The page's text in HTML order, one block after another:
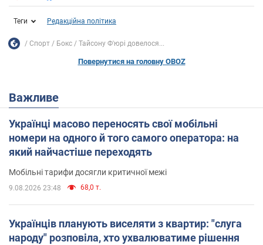
Теги Редакційна політика
Спорт Бокс Тайсону Ф'юрі довелося...
Повернутися на головну OBOZ
Важливе
Українці масово переносять свої мобільні
номери на одного й того самого оператора: на
який найчастіше переходять
Мобільні тарифи досягли критичної межі
9.08.2026 23:48 68,0 т.
Українців планують виселяти з квартир: "слуга
народу" розповіла, хто ухвалюватиме рішення